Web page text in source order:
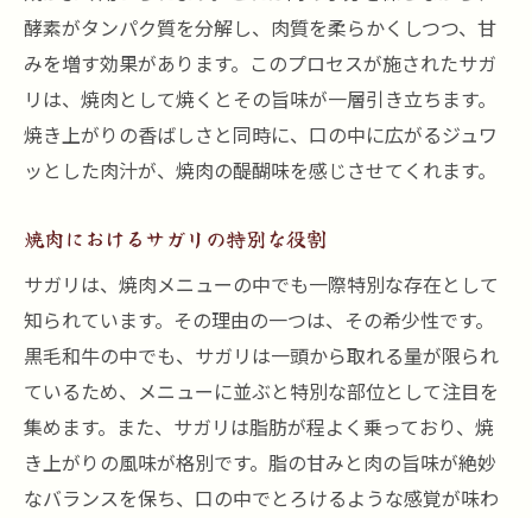
酵素がタンパク質を分解し、肉質を柔らかくしつつ、甘
みを増す効果があります。このプロセスが施されたサガ
リは、焼肉として焼くとその旨味が一層引き立ちます。
焼き上がりの香ばしさと同時に、口の中に広がるジュワ
ッとした肉汁が、焼肉の醍醐味を感じさせてくれます。
焼肉におけるサガリの特別な役割
サガリは、焼肉メニューの中でも一際特別な存在として
知られています。その理由の一つは、その希少性です。
黒毛和牛の中でも、サガリは一頭から取れる量が限られ
ているため、メニューに並ぶと特別な部位として注目を
集めます。また、サガリは脂肪が程よく乗っており、焼
き上がりの風味が格別です。脂の甘みと肉の旨味が絶妙
なバランスを保ち、口の中でとろけるような感覚が味わ